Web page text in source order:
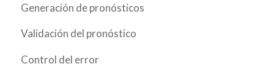
Generación de pronósticos
Validación del pronóstico
Control del error